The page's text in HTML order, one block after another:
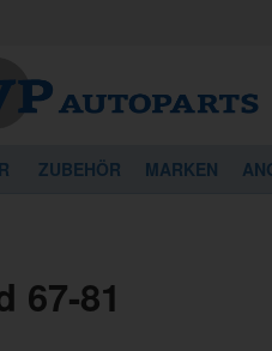
ZUBEHÖR MARKEN
67-81